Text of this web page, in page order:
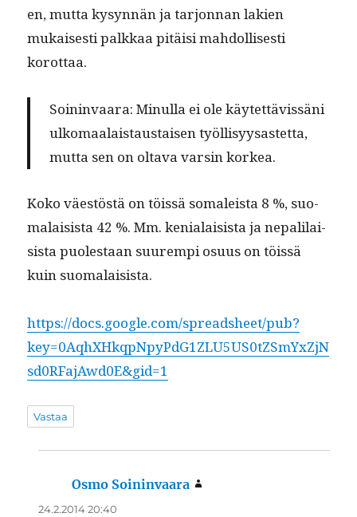
en, mut­ta kysyn­nän ja tar­jon­nan lakien
mukaises­ti palkkaa pitäisi mah­dol­lis­es­ti
korottaa.
Soin­in­vaara: Min­ul­la ei ole käytet­tävis­säni
ulko­maalais­taus­taisen työl­lisyysastet­ta,
mut­ta sen on olta­va varsin korkea.
Koko väestöstä on töis­sä soma­leista 8 %, suo­
ma­lai­sista 42 %. Mm. kenialai­sista ja nepalilai­
sista puolestaan suurem­pi osu­us on töis­sä
kuin suomalaisista.
https://docs.google.com/spreadsheet/pub?
key=0AqhXHkqpNpyPdG1ZLU5US0tZSmYxZjN
sd0RFajAwd0E&gid=1
Vastaa
Osmo Soininvaara
24.2.2014 20:40